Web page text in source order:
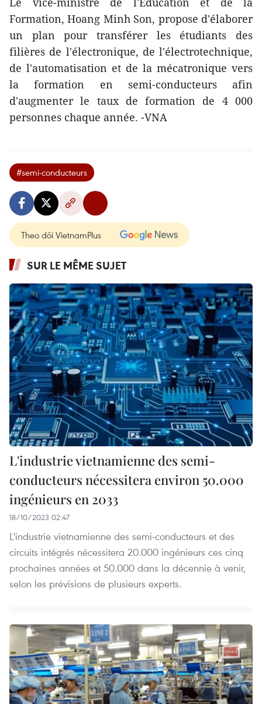
Formation, Hoang Minh Son, propose d'élaborer
un plan pour transférer les étudiants des
filières de l'électronique, de l'électrotechnique,
de l'automatisation et de la mécatronique vers
la formation en semi-conducteurs afin
d'augmenter le taux de formation de 4 000
personnes chaque année. -VNA
#semi-conducteurs
Theo dõi VietnamPlus
SUR LE MÊME SUJET
L'industrie vietnamienne des semi-
conducteurs nécessitera environ 50.000
ingénieurs en 2033
18/10/2023 02:47
L'industrie vietnamienne des semi-conducteurs et des
circuits intégrés nécessitera 20.000 ingénieurs ces cinq
prochaines années et 50.000 dans la décennie à venir,
selon les prévisions de plusieurs experts.